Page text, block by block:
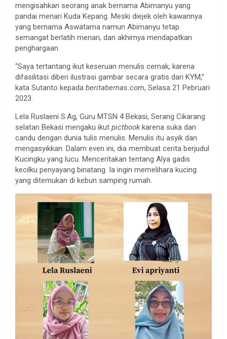
mengisahkan seorang anak bernama Abimanyu yang
pandai menari Kuda Kepang. Meski diejek oleh kawannya
yang bernama Aswatama namun Abimanyu tetap
semangat berlatih menari, dan akhirnya mendapatkan
penghargaan.
“Saya tertantang ikut keseruan menulis cernak, karena
difasilitasi diberi ilustrasi gambar secara gratis dari KYM,”
kata Sutanto kepada beritabernas.com, Selasa 21 Pebruari
2023.
Lela Ruslaeni S.Ag, Guru MTSN 4 Bekasi, Serang Cikarang
selatan Bekasi mengaku ikut pictbookkarena suka dan
candu dengan dunia tulis menulis. Menulis itu asyik dan
mengasyikkan. Dalam even ini, dia membuat cerita berjudul
Kucingku yang lucu. Menceritakan tentang Alya gadis
kecilku penyayang binatang. Ia ingin memelihara kucing
yang ditemukan di kebun samping rumah.